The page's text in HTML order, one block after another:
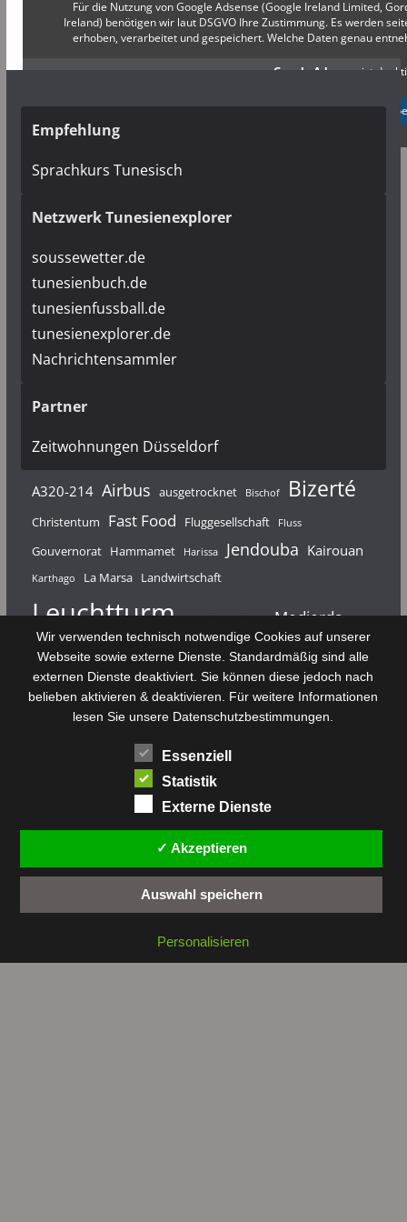
Für die Nutzung von Google Adsense (Google Ireland Limited,
Ireland) benötigen wir laut DSGVO Ihre Zustimmung. Es werden
erhoben, verarbeitet und gespeichert. Welche Daten genau
Google Adsense ist
✓ Erlauben
Empfehlung
Sprachkurs Tunesisch
Netzwerk Tunesienexplorer
soussewetter.de
tunesienbuch.de
tunesienfussball.de
tunesienexplorer.de
Nachrichtensammler
Partner
Zeitwohnungen Düsseldorf
A320-214 Airbus ausgetrocknet Bischof Bizerté
Christentum Fast Food Fluggesellschaft Fluss
Gouvernorat Hammamet Harissa Jendouba Kairouan
Karthago La Marsa Landwirtschaft
Leuchtturm Mahdia Majerda Medjerda
Monastir Médenine Nabeul Nouvelair Punier
Rundfunk Römer Salzsee Sebkha
Sfax Sidi Bou Said Souk El Arba Sousse
Stadt Tabarka Telekommunikation
Zaghouan
Wir verwenden technisch notwendige Cookies auf unserer
Webseite sowie externe Dienste. Standardmäßig sind alle
externen Dienste deaktiviert. Sie können diese jedoch nach
belieben aktivieren & deaktivieren. Für weitere Informationen
lesen Sie unsere Datenschutzbestimmungen.
Essenziell
Statistik
Externe Dienste
✓ Akzeptieren
Auswahl speichern
Personalisieren